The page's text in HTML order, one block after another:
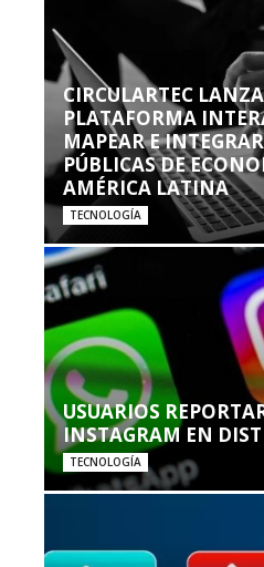
CIRCULARTEC
PLATAFORMA
MAPEAR E
PÚBLICAS DE
AMÉRICA LATINA
TECNOLOGÍA
USUARIOS
INSTAGRAM EN
TECNOLOGÍA